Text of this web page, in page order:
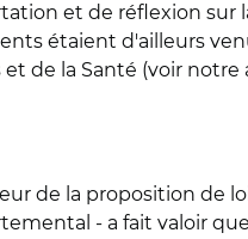
et de réflexion sur
étaient d'ailleurs
de la Santé (voir notre
de la proposition de
- a fait valoir